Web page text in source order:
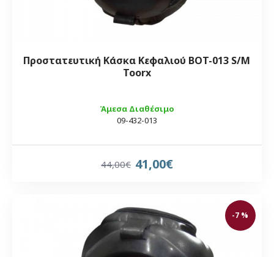
Άμεσα Διαθέσιμο
09-432-013
Προστατευτική Κάσκα Κεφαλιού BOT-013 S/M
Toorx
41,00€
44,00€
-7 %